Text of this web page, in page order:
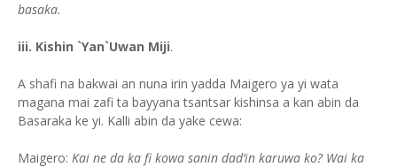
basaka.
iii. Kishin `Yan`Uwan Miji.
A shafi na bakwai an nuna irin yadda Maigero ya yi wata
magana mai zafi ta bayyana tsantsar kishinsa a kan abin da
Basaraka ke yi. Kalli abin da yake cewa:
Maigero: Kai ne da ka fi kowa sanin dad’in karuwa ko? Wai ka